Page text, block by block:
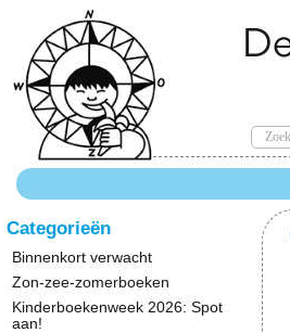
Categorieën
Binnenkort verwacht
Zon-zee-zomerboeken
Kinderboekenweek 2026: Spot
aan!